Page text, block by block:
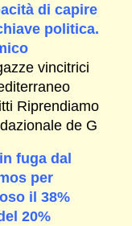
di capire
politica.
vincitrici
Riprendiamo
de G
fuga dal
per
il 38%
20%